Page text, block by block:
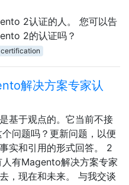
2认证的人。 您可以告
2的认证吗？
certification
解决方案专家认
基于观点的。它当前不接
问题吗？更新问题，以便
实和引用的形式回答。 2
有Magento解决方案专家
，现在和未来。 与我交谈